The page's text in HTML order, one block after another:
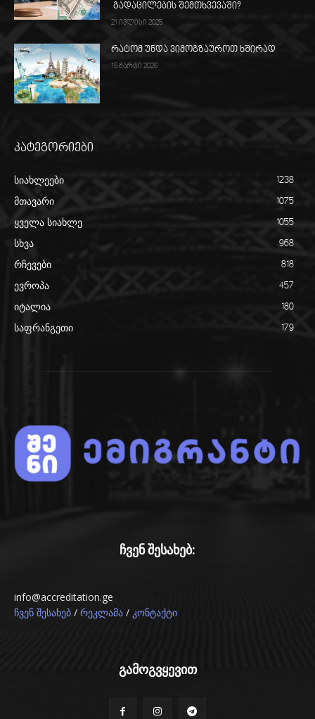
გადაცილების შემთხვევაში?
21 ივლისი 2025
რატომ უნდა ვიმოგზაუროთ ხშირად
15 მარტი 2026
კატეგორიები
სიახლეები 1238
მთავარი 1075
ყველა სიახლე 1055
სხვა 968
რჩევები 818
ევროპა 457
იტალია 180
საფრანგეთი 179
ჩვენ შესახებ:
info@accreditation.ge
ჩვენ შესახებ / რეკლამა / კონტაქტი
გამოგვყევით